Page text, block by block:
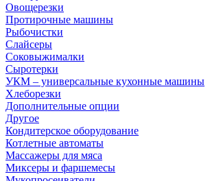
Овощерезки
Протирочные машины
Рыбочистки
Слайсеры
Соковыжималки
Сыротерки
УКМ – универсальные кухонные машины
Хлеборезки
Дополнительные опции
Другое
Кондитерское оборудование
Котлетные автоматы
Массажеры для мяса
Миксеры и фаршемесы